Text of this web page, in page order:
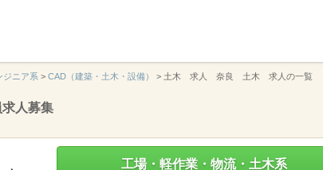
ジニア系 > CAD（建築・土木・設備） > 土木 求人 奈良 土木 求人の一覧
人募集
工場・軽作業・物流・土木系